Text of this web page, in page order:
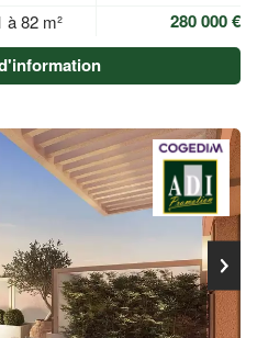
à 82 m²
280 000 €